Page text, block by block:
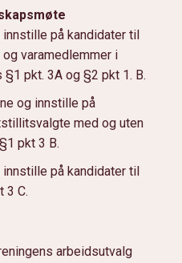
på kandidater til
varamedlemmer i
pkt. 3A og §2 pkt 1. B.
og innstille på
med og uten
pkt 3 B.
på kandidater til
3 C.
arbeidsutvalg